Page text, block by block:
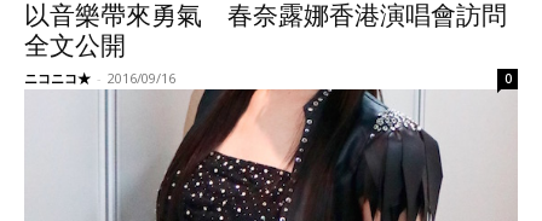
以音樂帶來勇氣 春奈露娜香港演唱會訪問
全文公開
ニコニコ★ - 2016/09/16 0